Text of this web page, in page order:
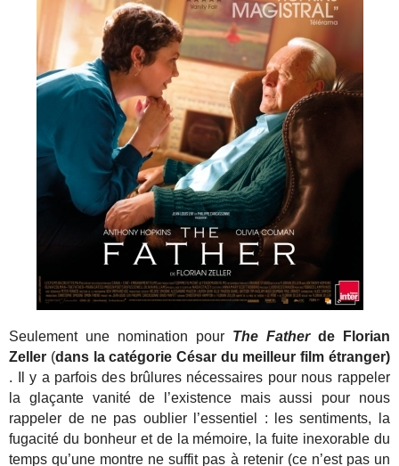
Seulement une nomination pour The Fatherde Florian
Zeller (dans la catégorie César du meilleur film étranger)
. Il y a parfois des brûlures nécessaires pour nous rappeler
la glaçante vanité de l’existence mais aussi pour nous
rappeler de ne pas oublier l’essentiel : les sentiments, la
fugacité du bonheur et de la mémoire, la fuite inexorable du
temps qu’une montre ne suffit pas à retenir (ce n’est pas un